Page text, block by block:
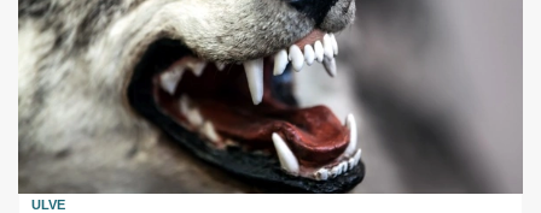
ULVE